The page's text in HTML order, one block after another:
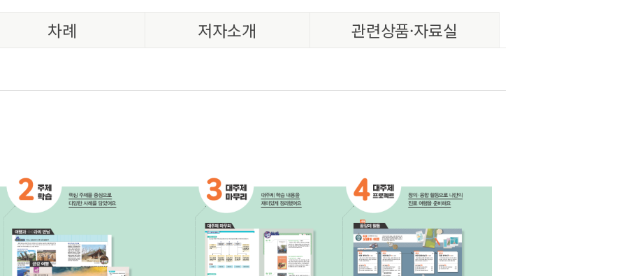
차례 저자소개 관련상품·자료실